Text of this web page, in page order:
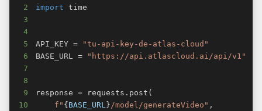
2
import
3
4
5
API_KEY =
"tu-api-key-de-atlas-cloud"
6
BASE_URL =
"https://api.atlascloud.ai/api/v1"
7
8
9
response = requests . post (
10
f" { BASE_URL } /model/generateVideo" ,